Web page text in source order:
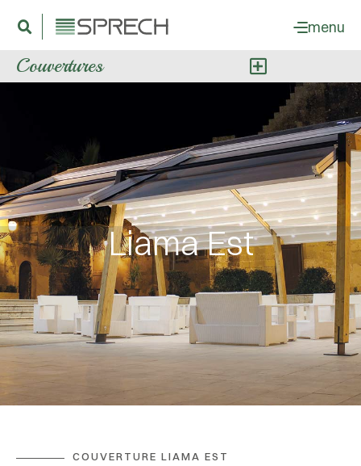
menu
Couvertures
Liama Est
COUVERTURE LIAMA EST